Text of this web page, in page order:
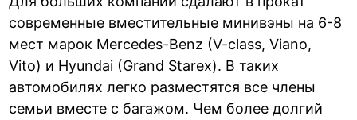
современные вместительные минивэны на 6-8
мест марок Mercedes-Benz (V-class, Viano,
Vito) и Hyundai (Grand Starex). В таких
автомобилях легко разместятся все члены
семьи вместе с багажом. Чем более долгий